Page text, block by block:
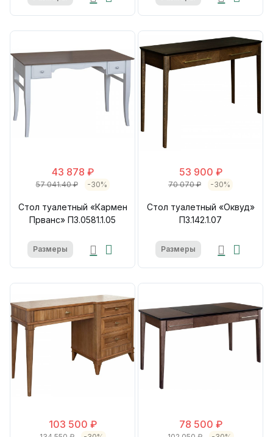
43 878 ₽
57 041.40 ₽ -30%
Стол туалетный «Кармен
Прванс» П3.0581.1.05
Размеры
53 900 ₽
70 070 ₽ -30%
Стол туалетный «Оквуд»
П3.142.1.07
Размеры
103 500 ₽ 78 500 ₽